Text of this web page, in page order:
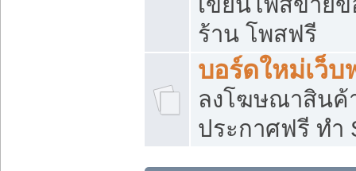
ร้าน โพสฟรี
บอร์ดใหม่เว็บ
ลงโฆษณาสิน
ประกาศฟรี ทำ